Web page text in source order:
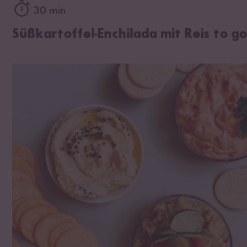
30 min
Süßkartoffel-Enchilada mit Reis to go